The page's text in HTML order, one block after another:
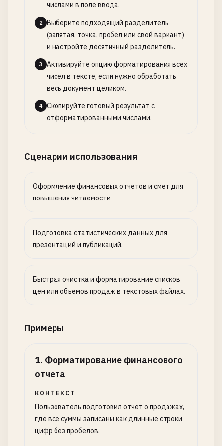
числами в поле ввода.
2
Выберите подходящий разделитель
(запятая, точка, пробел или свой вариант)
и настройте десятичный разделитель.
3
Активируйте опцию форматирования всех
чисел в тексте, если нужно обработать
весь документ целиком.
4
Скопируйте готовый результат с
отформатированными числами.
Сценарии использования
Оформление финансовых отчетов и смет для
повышения читаемости.
Подготовка статистических данных для
презентаций и публикаций.
Быстрая очистка и форматирование списков
цен или объемов продаж в текстовых файлах.
Примеры
1. Форматирование финансового
отчета
КОНТЕКСТ
Пользователь подготовил отчет о продажах,
где все суммы записаны как длинные строки
цифр без пробелов.